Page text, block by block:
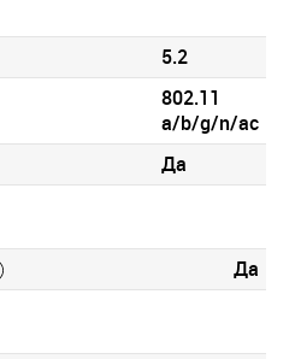
5.2
802.11
a/b/g/n/ac
Да
Да